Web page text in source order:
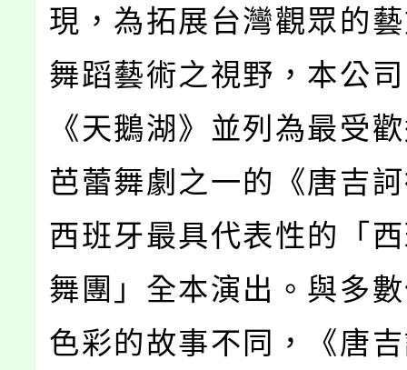
現，為拓展台灣觀眾的
舞蹈藝術之視野，本公
《天鵝湖》並列為最受
芭蕾舞劇之一的《唐吉
西班牙最具代表性的「
舞團」全本演出。與多
色彩的故事不同，《唐